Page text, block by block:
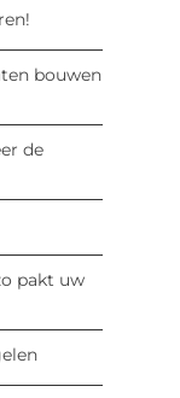
bouwen
de
pakt uw